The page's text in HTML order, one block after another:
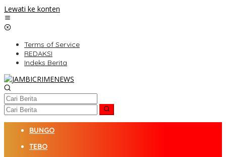
Lewati ke konten
Terms of Service
REDAKSI
Indeks Berita
BUNGO
TEBO